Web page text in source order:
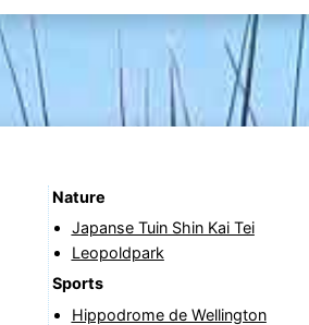
Nature
Japanse Tuin Shin Kai Tei
Leopoldpark
Sports
Hippodrome de Wellington